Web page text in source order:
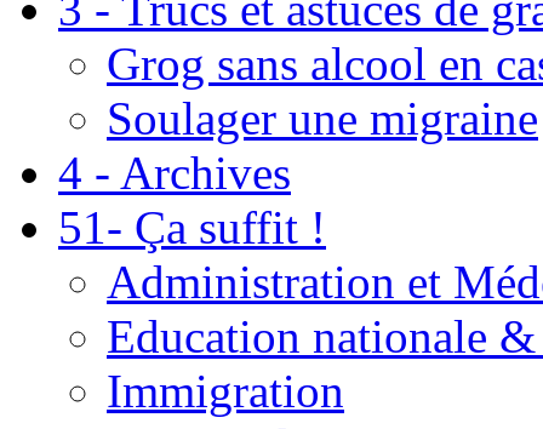
Grog sans alcool en
Soulager une migraine
4 - Archives
51- Ça suffit !
Administration et
Education nationale
Immigration